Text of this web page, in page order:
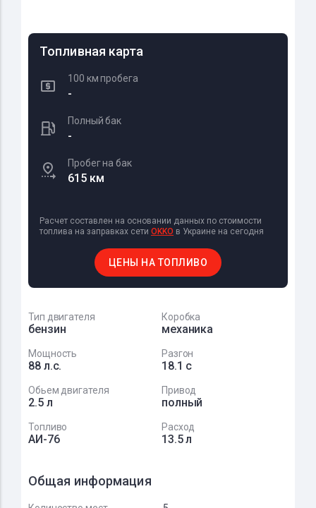
Топливная карта
100 км пробега
-
Полный бак
-
Пробег на бак
615 км
Расчет составлен на основании данных по стоимости
топлива на заправках сети OKKO в Украине на сегодня
ЦЕНЫ НА ТОПЛИВО
Тип двигателя
бензин
Коробка
механика
Мощность
88 л.с.
Разгон
18.1 с
Обьем двигателя
2.5 л
Привод
полный
Топливо
АИ-76
Расход
13.5 л
Общая информация